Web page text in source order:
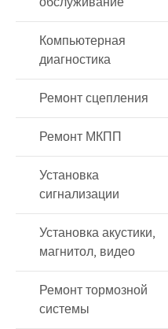
Компьютерная
диагностика
Ремонт сцепления
Ремонт МКПП
Установка
сигнализации
Установка акустики,
магнитол, видео
Ремонт тормозной
системы